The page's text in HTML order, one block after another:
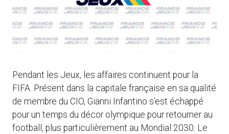
Pendant les Jeux, les affaires continuent pour la
FIFA. Présent dans la capitale française en sa qualité
de membre du CIO, Gianni Infantino s’est échappé
pour un temps du décor olympique pour retourner au
football, plus particulièrement au Mondial 2030. Le